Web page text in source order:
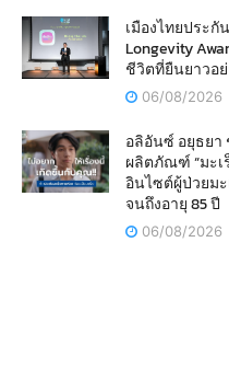
เมืองไทยประกั
Longevity
ชีวิตที่ยืนยาวอ
06/08/2026
อลิอันซ์ อยุธยา
ผลิตภัณฑ์ “มะ
อินไซต์ผู้ป่วยมะ
จนถึงอายุ 85 ปี
06/08/2026